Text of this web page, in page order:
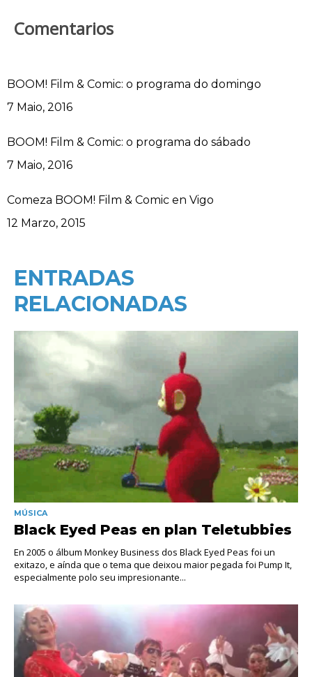
Comentarios
BOOM! Film & Comic: o programa do domingo
Data
7 Maio, 2016
BOOM! Film & Comic: o programa do sábado
Data
7 Maio, 2016
Comeza BOOM! Film & Comic en Vigo
Data
12 Marzo, 2015
ENTRADAS
RELACIONADAS
MÚSICA
Black Eyed Peas en plan Teletubbies
En 2005 o álbum Monkey Business dos Black Eyed Peas foi un
exitazo, e aínda que o tema que deixou maior pegada foi Pump It,
especialmente polo seu impresionante...